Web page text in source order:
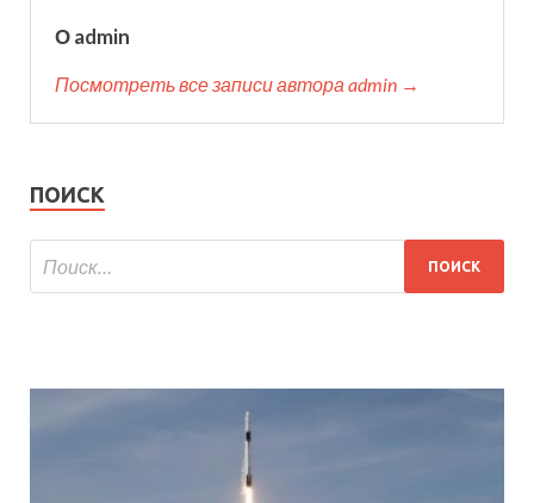
О admin
Посмотреть все записи автора admin →
ПОИСК